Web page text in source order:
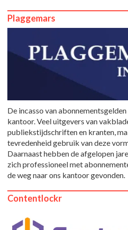
Plaggemars
De incasso van
kantoor. Veel uitgevers van
publiekstijdschriften en kranten,
tevredenheid gebruik van deze
Daarnaast hebben de afgelopen
zich professioneel met
de weg naar ons kantoor gevonden.
Contentlockr